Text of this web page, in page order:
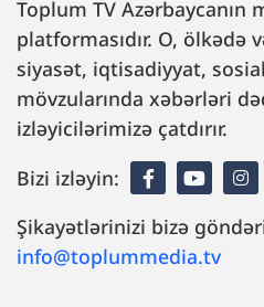
Toplum TV Azərbaycanın
platformasıdır. O, ölkədə
siyasət, iqtisadiyyat,
mövzularında xəbərləri
izləyicilərimizə çatdırır.
Bizi izləyin:
Şikayətlərinizi bizə
info@toplummedia.tv